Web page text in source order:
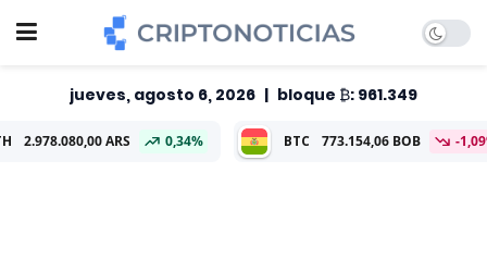
jueves, agosto 6, 2026 | bloque ₿: 961.349
ARS 0,34% BTC 773.154,06 BOB -1,09%